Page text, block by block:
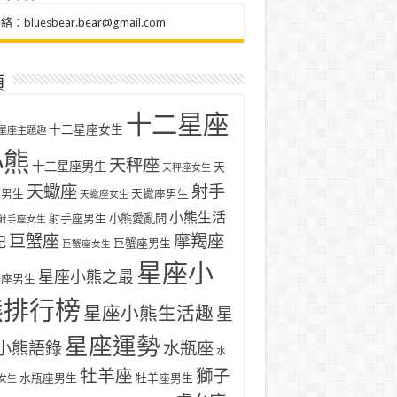
： bluesbear.bear@gmail.com
座主題趣 十二星座女生 十二星座
十二星座男生 天秤座 天秤座女生 天
生 天蠍座 天蠍座女生 天蠍座男生 射手
手座女生 射手座男生 小熊愛亂問 小熊生活
巨蟹座 巨蟹座女生 巨蟹座男生 摩羯座
男生 星座小熊之最 星座小
行榜 星座小熊生活趣 星
熊語錄星座運勢 水瓶座 水
生 水瓶座男生 牡羊座 牡羊座男生 獅子